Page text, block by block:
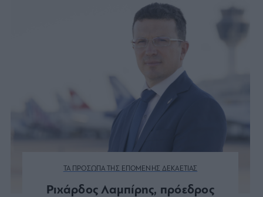
ΤΑ ΠΡΟΣΩΠΑ ΤΗΣ ΕΠΟΜΕΝΗΣ ΔΕΚΑΕΤΙΑΣ
Ριχάρδος Λαμπίρης, πρόεδρος